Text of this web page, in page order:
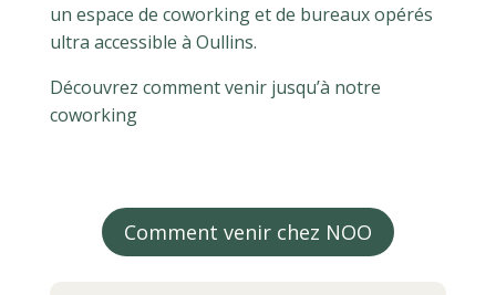
un espace de coworking et de bureaux opérés
ultra accessible à Oullins.
Découvrez comment venir jusqu’à notre
coworking
Comment venir chez NOO